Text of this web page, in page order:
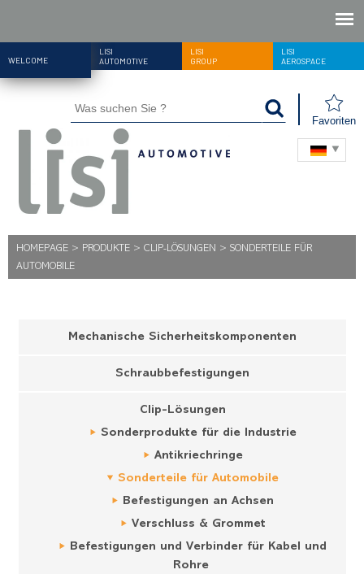
WELCOME
LISI
AUTOMOTIVE
LISI
GROUP
LISI
AEROSPACE
Favoriten
HOMEPAGE > PRODUKTE > CLIP-LÖSUNGEN > SONDERTEILE FÜR
AUTOMOBILE
Mechanische Sicherheitskomponenten
Schraubbefestigungen
Clip-Lösungen
Sonderprodukte für die Industrie
Antikriechringe
Sonderteile für Automobile
Befestigungen an Achsen
Verschluss & Grommet
Befestigungen und Verbinder für Kabel und
Rohre